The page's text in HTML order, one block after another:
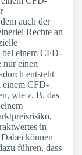
auch der
Rechte an
bei einem CFD-
nur einen
entsteht
einem CFD-
wie z. B. das
in
können
führen, dass